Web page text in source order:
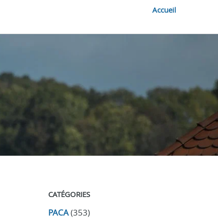
Accueil
CATÉGORIES
PACA(353)